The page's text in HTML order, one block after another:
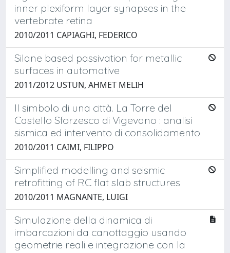
inner plexiform layer synapses in the
vertebrate retina
2010/2011 CAPIAGHI, FEDERICO
Silane based passivation for metallic
surfaces in automative
2011/2012 USTUN, AHMET MELIH
Il simbolo di una città. La Torre del
Castello Sforzesco di Vigevano : analisi
sismica ed intervento di consolidamento
2010/2011 CAIMI, FILIPPO
Simplified modelling and seismic
retrofitting of RC flat slab structures
2010/2011 MAGNANTE, LUIGI
Simulazione della dinamica di
imbarcazioni da canottaggio usando
geometrie reali e integrazione con la